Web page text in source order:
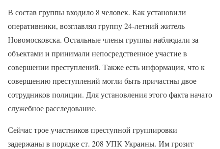
В состав группы входило 8 человек. Как установили
оперативники, возглавлял группу 24-летний житель
Новомосковска. Остальные члены группы наблюдали за
объектами и принимали непосредственное участие в
совершении преступлений. Также есть информация, что к
совершению преступлений могли быть причастны двое
сотрудников полиции. Для установления этого факта начато
служебное расследование.
Сейчас трое участников преступной группировки
задержаны в порядке ст. 208 УПК Украины. Им грозит